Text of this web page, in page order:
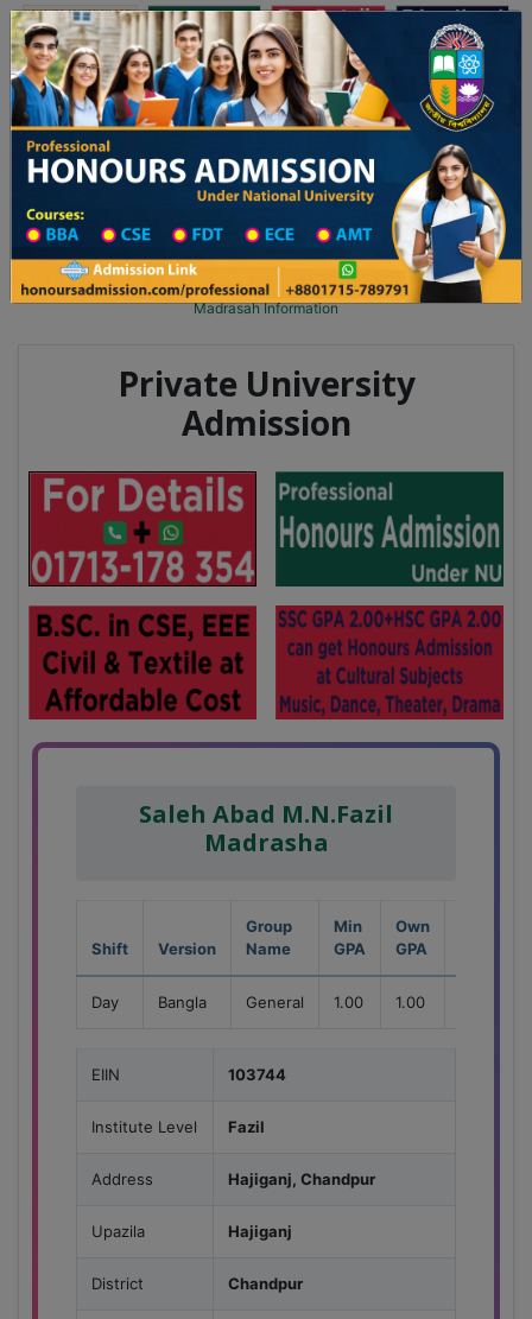
Toggle navigation অনার্স ভর্তি প্রফেশনাল অনার্স
Updates
২৬ শিক্ষাবর্ষের ১ম বর্ষের ভর্তি আবেদন বিজ্ঞপ্তি ঢাকা বিশ্ববিদ্যালয় ২০২৫-২৬ শিক্ষাবর্ষে
Madrasah in Chandpur District
Madrasah List
Madrasah Information
Private University
Admission
Saleh Abad M.N.Fazil
Madrasha
Shift Version
Group
Name
Min
GPA
Own
GPA
Day Bangla General 1.00 1.00
EIIN 103744
Institute Level Fazil
Address Hajiganj, Chandpur
Upazila Hajiganj
District Chandpur